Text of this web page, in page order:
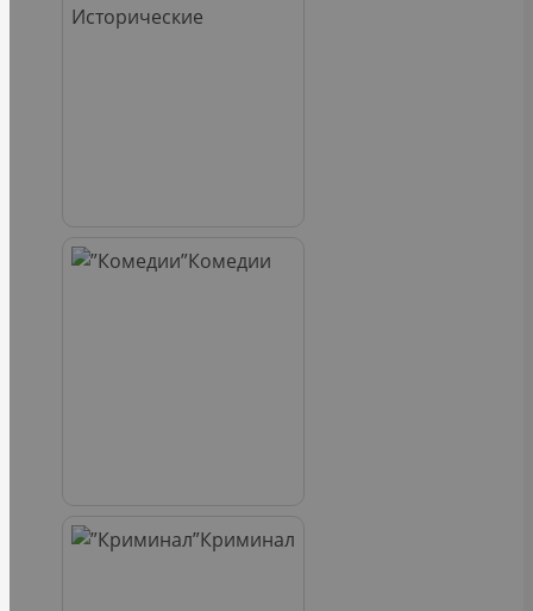
Исторические
Комедии
Криминал